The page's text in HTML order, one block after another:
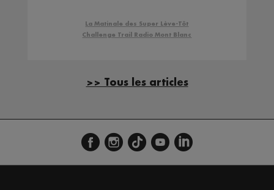
Blanc
La Matinale des Super Lève-Tôt
Challenge Trail Radio Mont Blanc
>> Tous les articles